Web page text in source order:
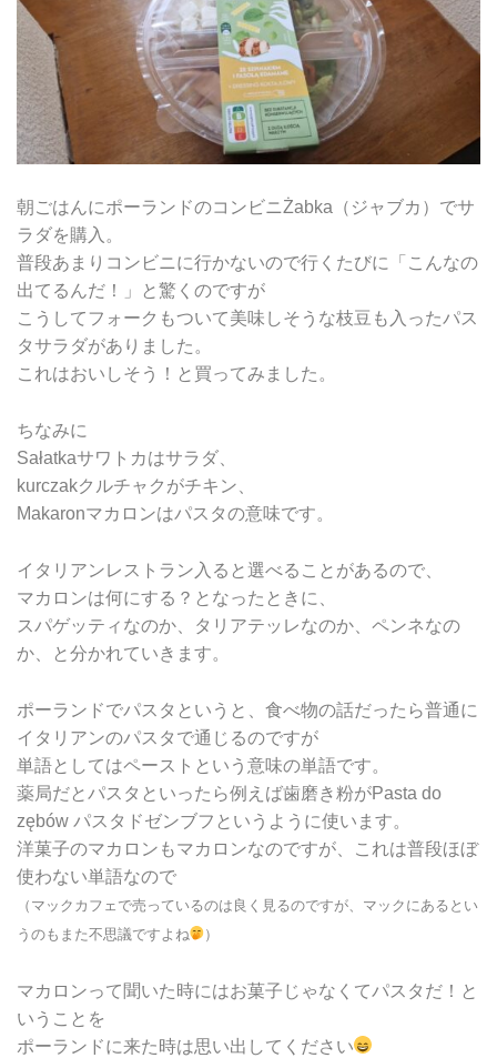
朝ごはんにポーランドのコンビニŻabka（ジャブカ）でサ
ラダを購入。
普段あまりコンビニに行かないので行くたびに「こんなの
出てるんだ！」と驚くのですが
こうしてフォークもついて美味しそうな枝豆も入ったパス
タサラダがありました。
これはおいしそう！と買ってみました。
ちなみに
Sałatkaサワトカはサラダ、
kurczakクルチャクがチキン、
Makaronマカロンはパスタの意味です。
イタリアンレストラン入ると選べることがあるので、
マカロンは何にする？となったときに、
スパゲッティなのか、タリアテッレなのか、ペンネなの
か、と分かれていきます。
ポーランドでパスタというと、食べ物の話だったら普通に
イタリアンのパスタで通じるのですが
単語としてはペーストという意味の単語です。
薬局だとパスタといったら例えば歯磨き粉がPasta do
zębów パスタドゼンブフというように使います。
洋菓子のマカロンもマカロンなのですが、これは普段ほぼ
使わない単語なので
（マックカフェで売っているのは良く見るのですが、マックにあるとい
うのもまた不思議ですよね
）
マカロンって聞いた時にはお菓子じゃなくてパスタだ！と
いうことを
ポーランドに来た時は思い出してください